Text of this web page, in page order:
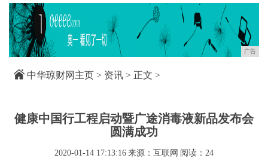
广告
中华琼财网主页 > 资讯 > 正文 >
健康中国行工程启动暨广途消毒液新品发布会
圆满成功
2020-01-14 17:13:16 来源：互联网 阅读：24